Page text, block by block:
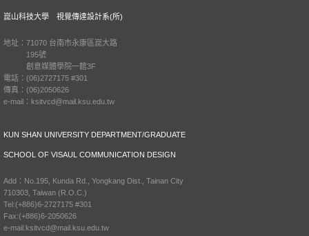
崑山科技大學 視覺傳達設計系(所)
地址：71070 台南市永康區崑大路
195號
創意媒體學院一館3F
電話：(06)2727175 #301
傳真：(06)2050626
e-mail：ksitvcd@mail.ksu.edu.tw
KUN SHAN UNIVERSITY DEPARTMENT/GRADUATE
SCHOOL OF VISAUL COMMUNICATION DESIGN
Add：No.195, Kunda Rd., Yongkang Dist., Tainan City
710303, Taiwan (R.O.C.)
Tel:(+886)6-2727175 #301
Fax:(+886)6-2050626
e-mail:ksitvcd@mail.ksu.edu.tw